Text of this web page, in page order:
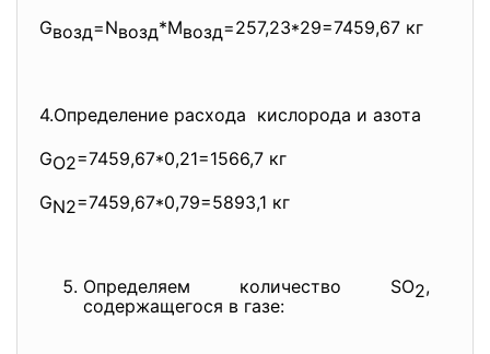
Gвозд=Nвозд*Mвозд=257,23*29=7459,67 кг
4.Определение расхода кислорода и азота
GO2=7459,67*0,21=1566,7 кг
GN2=7459,67*0,79=5893,1 кг
Определяем количество SO2,
содержащегося в газе: